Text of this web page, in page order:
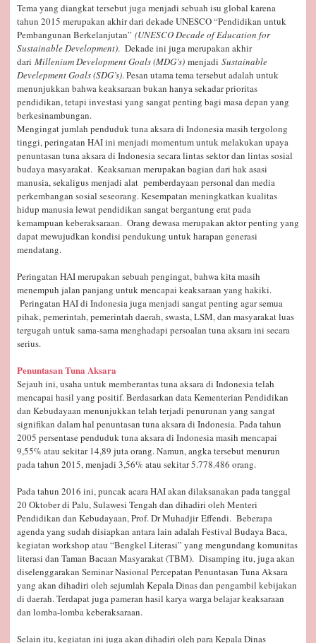
Tema yang diangkat tersebut juga menjadi sebuah isu global karena
tahun 2015 merupakan akhir dari dekade UNESCO “Pendidikan untuk
Pembangunan Berkelanjutan” (UNESCO Decade of Education for
Sustainable Development). Dekade ini juga merupakan akhir
dari Millenium Development Goals (MDG’s) menjadi Sustainable
Develepment Goals (SDG’s). Pesan utama tema tersebut adalah untuk
menunjukkan bahwa keaksaraan bukan hanya sekadar prioritas
pendidikan, tetapi investasi yang sangat penting bagi masa depan yang
berkesinambungan.
Mengingat jumlah penduduk tuna aksara di Indonesia masih tergolong
tinggi, peringatan HAI ini menjadi momentum untuk melakukan upaya
penuntasan tuna aksara di Indonesia secara lintas sektor dan lintas sosial
budaya masyarakat. Keaksaraan merupakan bagian dari hak asasi
manusia, sekaligus menjadi alat pemberdayaan personal dan media
perkembangan sosial seseorang. Kesempatan meningkatkan kualitas
hidup manusia lewat pendidikan sangat bergantung erat pada
kemampuan keberaksaraan. Orang dewasa merupakan aktor penting yang
dapat mewujudkan kondisi pendukung untuk harapan generasi
mendatang.
Peringatan HAI merupakan sebuah pengingat, bahwa kita masih
menempuh jalan panjang untuk mencapai keaksaraan yang hakiki.
Peringatan HAI di Indonesia juga menjadi sangat penting agar semua
pihak, pemerintah, pemerintah daerah, swasta, LSM, dan masyarakat luas
tergugah untuk sama-sama menghadapi persoalan tuna aksara ini secara
serius.
Penuntasan Tuna Aksara
Sejauh ini, usaha untuk memberantas tuna aksara di Indonesia telah
mencapai hasil yang positif. Berdasarkan data Kementerian Pendidikan
dan Kebudayaan menunjukkan telah terjadi penurunan yang sangat
signifikan dalam hal penuntasan tuna aksara di Indonesia. Pada tahun
2005 persentase penduduk tuna aksara di Indonesia masih mencapai
9,55% atau sekitar 14,89 juta orang. Namun, angka tersebut menurun
pada tahun 2015, menjadi 3,56% atau sekitar 5.778.486 orang.
Pada tahun 2016 ini, puncak acara HAI akan dilaksanakan pada tanggal
20 Oktober di Palu, Sulawesi Tengah dan dihadiri oleh Menteri
Pendidikan dan Kebudayaan, Prof. Dr Muhadjir Effendi. Beberapa
agenda yang sudah disiapkan antara lain adalah Festival Budaya Baca,
kegiatan workshop atau “Bengkel Literasi” yang mengundang komunitas
literasi dan Taman Bacaan Masyarakat (TBM). Disamping itu, juga akan
diselenggarakan Seminar Nasional Percepatan Penuntasan Tuna Aksara
yang akan dihadiri oleh sejumlah Kepala Dinas dan pengambil kebijakan
di daerah. Terdapat juga pameran hasil karya warga belajar keaksaraan
dan lomba-lomba keberaksaraan.
Selain itu, kegiatan ini juga akan dihadiri oleh para Kepala Dinas